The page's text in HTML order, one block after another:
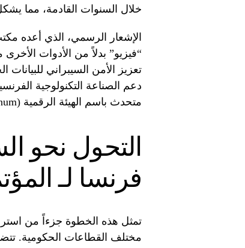
خلال السنوات القادمة، مما
الإشعار الرسمي، الذي أعده
“فيزيو” بدلاً من الأدوات
تعزيز الأمن السيبراني
دعم الصناعة التكنولوجية
متحدث باسم الهيئة الرقمية (Dinum).
التحول نحو
فرنسا لـ
تمثل هذه الخطوة جزءاً من
مختلف القطاعات الحكومية.